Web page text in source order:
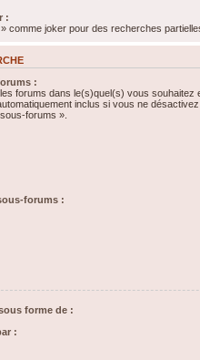
:
comme joker pour des recherches
:
forums dans le(s)quel(s) vous souhaitez
inclus si vous ne
forums ».
forums :
forme de :
: